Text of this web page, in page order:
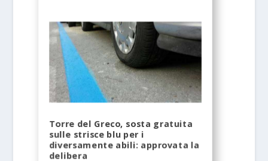
Torre del Greco, sosta gratuita
sulle strisce blu per i
diversamente abili: approvata la
delibera